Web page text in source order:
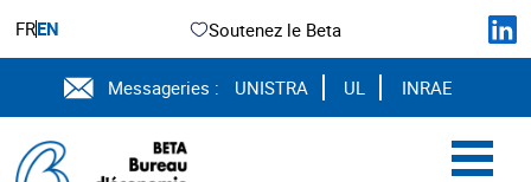
FREN Soutenez le Beta
Messageries : UNISTRA UL INRAE